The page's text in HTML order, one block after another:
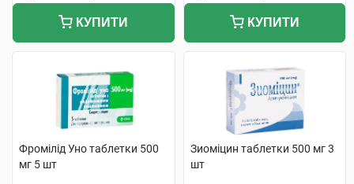
КУПИТИ КУПИТИ
Фромілід Уно таблетки 500
мг 5 шт
Зиоміцин таблетки 500 мг 3
шт